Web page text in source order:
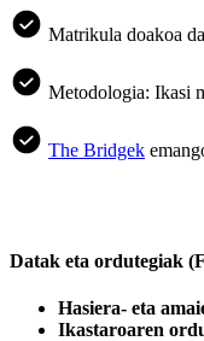
Matrikula doakoa
Metodologia: Ikasi
The Bridgek
Datak eta ordutegiak
Hasiera- eta
Ikastaroaren